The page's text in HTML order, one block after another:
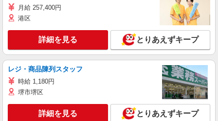
月給 257,400円
港区
詳細を見る とりあえずキープ
レジ・商品陳列スタッフ
時給 1,180円
堺市堺区
詳細を見る とりあえずキープ